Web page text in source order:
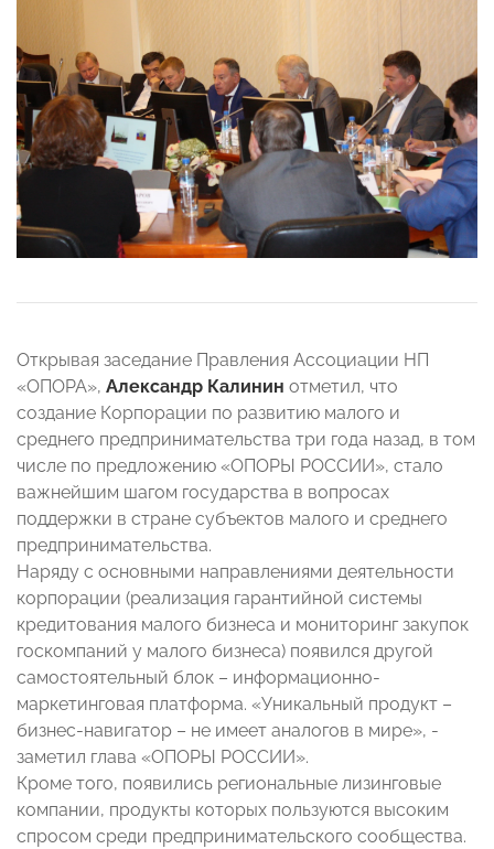
Открывая заседание Правления Ассоциации НП
«ОПОРА», Александр Калинин отметил, что
создание Корпорации по развитию малого и
среднего предпринимательства три года назад, в том
числе по предложению «ОПОРЫ РОССИИ», стало
важнейшим шагом государства в вопросах
поддержки в стране субъектов малого и среднего
предпринимательства.
Наряду с основными направлениями деятельности
корпорации (реализация гарантийной системы
кредитования малого бизнеса и мониторинг закупок
госкомпаний у малого бизнеса) появился другой
самостоятельный блок – информационно-
маркетинговая платформа. «Уникальный продукт –
бизнес-навигатор – не имеет аналогов в мире», -
заметил глава «ОПОРЫ РОССИИ».
Кроме того, появились региональные лизинговые
компании, продукты которых пользуются высоким
спросом среди предпринимательского сообщества.